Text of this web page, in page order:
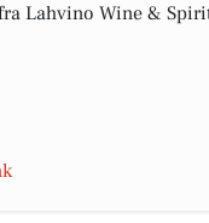
Lahvino Wine &